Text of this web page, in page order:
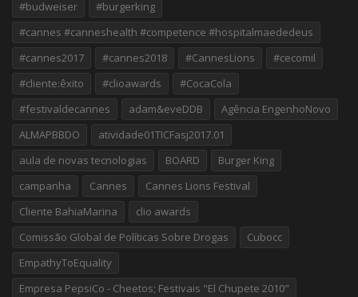
#budweiser
#burgerking
#cannes #canneshealth #competence #hospitalmaededeus
#cannes2017
#cannes2018 #CannesLions
#cecomil
#cliente:êxito
#clioawards
#CocaCola
#festivaldecannes
adam&eveDDB
Agência EngenhoNovo
ALMAPBBDO
atividade01TICFasj2017.01
aula de novas tecnologias
BOARD
Burger King
campanha
Cannes
Cannes Lions Festival
Cliente BahiaMarina
clio awards
Comissão Global de Políticas Sobre Drogas
Cubocc
EmpathyToEquality
Empresa PepsiCo - Cheetos; Festivais "El Chupete 2010"